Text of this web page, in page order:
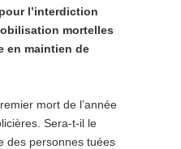
pour l’interdiction
mortelles
en maintien de
mort de l’année
Sera-t-il le
des personnes tuées